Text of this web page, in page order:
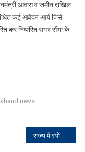
आवास व जमीन दाखिल
कई आवेदन आये जिसे
कर निर्धारित समय सीमा के
news
राज्य में स्पोर्ट्स प्रतिभा की कमी नहीं: भूषण भगत